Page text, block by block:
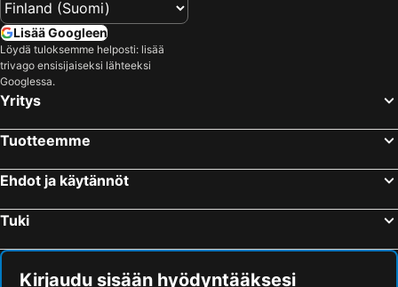
Lisää Googleen
Löydä tuloksemme helposti: lisää
trivago ensisijaiseksi lähteeksi
Googlessa.
Yritys
Tuotteemme
Ehdot ja käytännöt
Tuki
Kirjaudu sisään hyödyntääksesi